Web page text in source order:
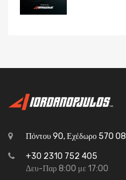
Πόντου 90, Εχέδωρο 570 08
+30 2310 752 405
Δευ-Παρ 8:00 με 17:00